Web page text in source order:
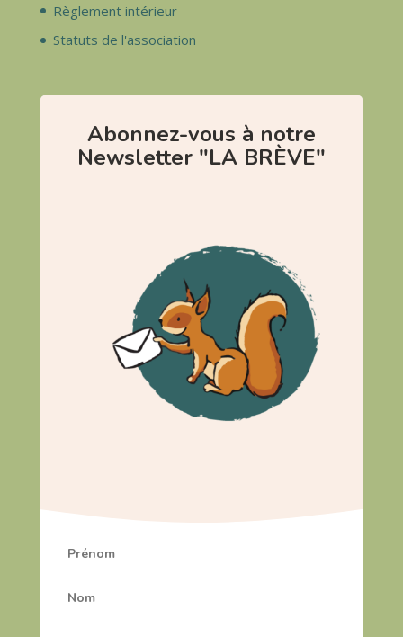
Règlement intérieur
Statuts de l'association
Abonnez-vous à notre
Newsletter "LA BRÈVE"